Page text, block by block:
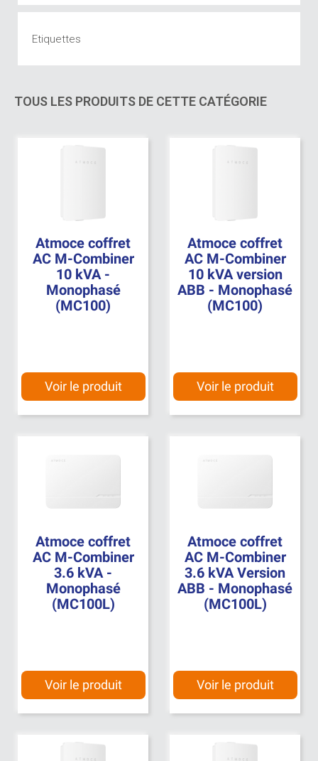
Etiquettes
TOUS LES PRODUITS DE CETTE CATÉGORIE
Atmoce coffret
AC M-Combiner
10 kVA -
Monophasé
(MC100)
Voir le produit
Atmoce coffret
AC M-Combiner
10 kVA version
ABB - Monophasé
(MC100)
Voir le produit
Atmoce coffret
AC M-Combiner
3.6 kVA -
Monophasé
(MC100L)
Voir le produit
Atmoce coffret
AC M-Combiner
3.6 kVA Version
ABB - Monophasé
(MC100L)
Voir le produit